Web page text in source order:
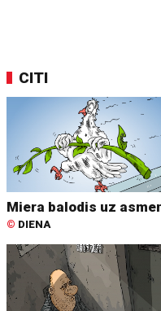
CITI
Miera balodis uz
© DIENA